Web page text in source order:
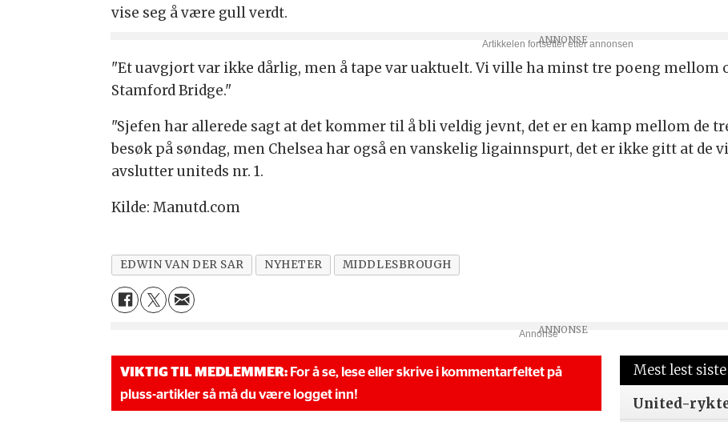
vise seg å være gull verdt.
"Et uavgjort var ikke dårlig, men å tape var uaktuelt. Vi ville ha minst tre poeng mellom
Stamford Bridge."
"Sjefen har allerede sagt at det kommer til å bli veldig jevnt, det er en kamp mellom de
besøk på søndag, men Chelsea har også en vanskelig ligainnspurt, det er ikke gitt at de
avslutter uniteds nr. 1.
Kilde: Manutd.com
EDWIN VAN DER SAR NYHETER MIDDLESBROUGH
Annonse
VIKTIG TIL MEDLEMMER: For å se, lese eller skrive i kommentarfeltet på
pluss-artikler så må du være logget inn!
Mest lest
United-